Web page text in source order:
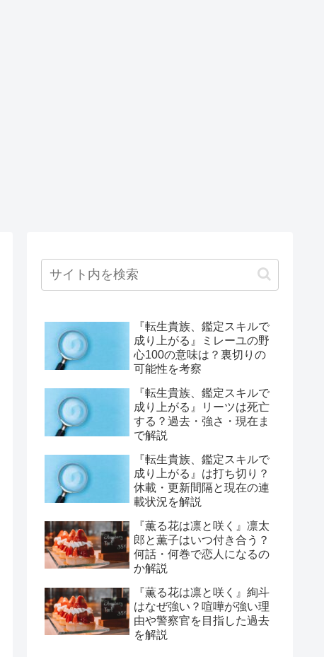
『転生貴族、鑑定スキルで
成り上がる』ミレーユの野
心100の意味は？裏切りの
可能性を考察
『転生貴族、鑑定スキルで
成り上がる』リーツは死亡
する？過去・強さ・現在ま
で解説
『転生貴族、鑑定スキルで
成り上がる』は打ち切り？
休載・更新間隔と現在の連
載状況を解説
『薫る花は凛と咲く』凛太
郎と薫子はいつ付き合う？
何話・何巻で恋人になるの
か解説
『薫る花は凛と咲く』絢斗
はなぜ強い？喧嘩が強い理
由や警察官を目指した過去
を解説